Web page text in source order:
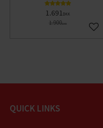
1.691DKK
1.900DKK
QUICK LINKS